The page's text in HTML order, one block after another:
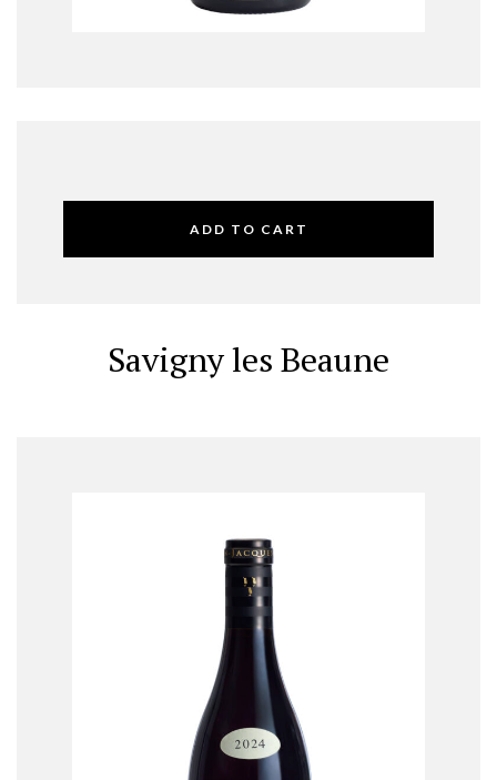
ADD TO CART
Savigny les Beaune